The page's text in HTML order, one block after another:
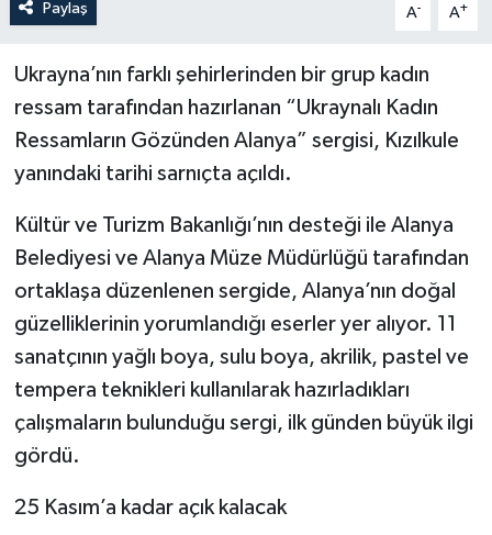
Paylaş A- A+
Ukrayna’nın farklı şehirlerinden bir grup kadın
ressam tarafından hazırlanan “Ukraynalı Kadın
Ressamların Gözünden Alanya” sergisi, Kızılkule
yanındaki tarihi sarnıçta açıldı.
Kültür ve Turizm Bakanlığı’nın desteği ile Alanya
Belediyesi ve Alanya Müze Müdürlüğü tarafından
ortaklaşa düzenlenen sergide, Alanya’nın doğal
güzelliklerinin yorumlandığı eserler yer alıyor. 11
sanatçının yağlı boya, sulu boya, akrilik, pastel ve
tempera teknikleri kullanılarak hazırladıkları
çalışmaların bulunduğu sergi, ilk günden büyük ilgi
gördü.
25 Kasım’a kadar açık kalacak